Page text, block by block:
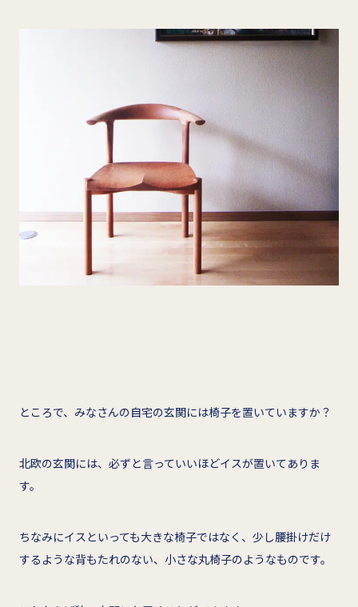
ところで、みなさんの自宅の玄関には椅子を置いていますか？
北欧の玄関には、必ずと言っていいほどイスが置いてありま
す。
ちなみにイスといっても大きな椅子ではなく、少し腰掛けだけ
するような背もたれのない、小さな丸椅子のようなものです。